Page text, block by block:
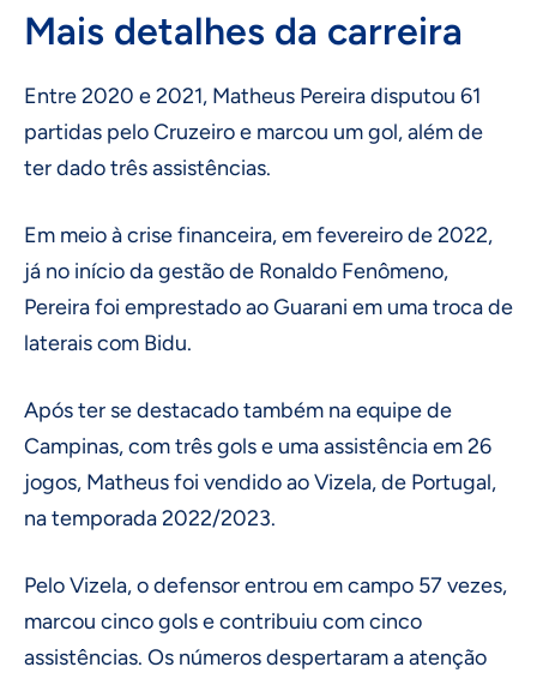
Mais detalhes da carreira
Entre 2020 e 2021, Matheus Pereira disputou 61
partidas pelo Cruzeiro e marcou um gol, além de
ter dado três assistências.
Em meio à crise financeira, em fevereiro de 2022,
já no início da gestão de Ronaldo Fenômeno,
Pereira foi emprestado ao Guarani em uma troca de
laterais com Bidu.
Após ter se destacado também na equipe de
Campinas, com três gols e uma assistência em 26
jogos, Matheus foi vendido ao Vizela, de Portugal,
na temporada 2022/2023.
Pelo Vizela, o defensor entrou em campo 57 vezes,
marcou cinco gols e contribuiu com cinco
assistências. Os números despertaram a atenção